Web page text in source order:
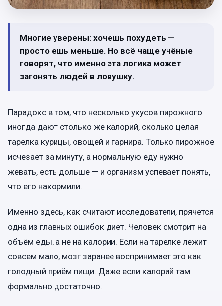
Многие уверены: хочешь похудеть —
просто ешь меньше. Но всё чаще учёные
говорят, что именно эта логика может
загонять людей в ловушку.
Парадокс в том, что несколько укусов пирожного
иногда дают столько же калорий, сколько целая
тарелка курицы, овощей и гарнира. Только пирожное
исчезает за минуту, а нормальную еду нужно
жевать, есть дольше — и организм успевает понять,
что его накормили.
Именно здесь, как считают исследователи, прячется
одна из главных ошибок диет. Человек смотрит на
объём еды, а не на калории. Если на тарелке лежит
совсем мало, мозг заранее воспринимает это как
голодный приём пищи. Даже если калорий там
формально достаточно.